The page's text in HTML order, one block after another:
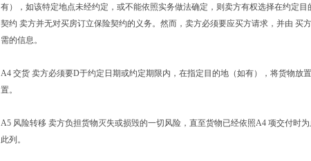
有），如该特定地点未经约定，或不能依照实务做法确定，则卖方有权选择在约定
契约 卖方并无对买房订立保险契约的义务。然而，卖方必须要应买方请求，并由 买
需的信息。
A4 交货 卖方必须要D于约定日期或约定期限内，在指定目的地（如有），将货物放
置。
A5 风险转移 卖方负担货物灭失或损毁的一切风险，直至货物已经依照A4 项交付时
此列。